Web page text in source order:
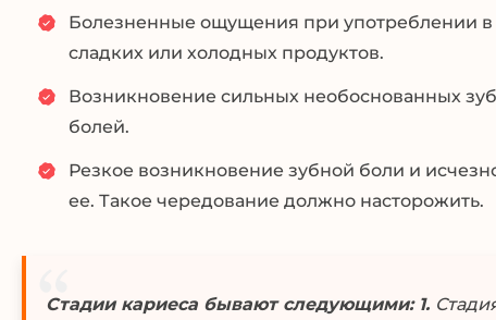
Болезненные ощущения при употреблении
сладких или холодных продуктов.
Возникновение сильных необоснованных
болей.
Резкое возникновение зубной боли и
ее. Такое чередование должно насторожить.
Стадии кариеса бывают следующими: 1.